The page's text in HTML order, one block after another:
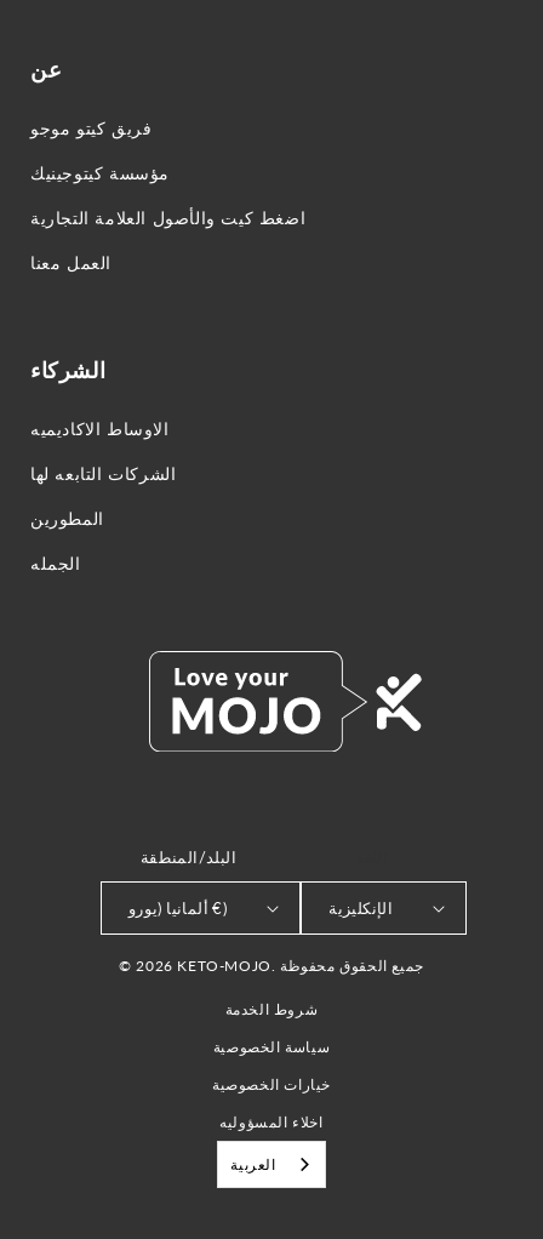
عن
فريق كيتو موجو
مؤسسة كيتوجينيك
اضغط كيت والأصول العلامة التجارية
العمل معنا
الشركاء
الاوساط الاكاديميه
الشركات التابعه لها
المطورين
الجمله
البلد/المنطقة
ألمانيا (يورو €) الإنكليزية
© 2026 KETO-MOJO. جميع الحقوق محفوظة
شروط الخدمة
سياسة الخصوصية
خيارات الخصوصية
اخلاء المسؤوليه
العربية‏